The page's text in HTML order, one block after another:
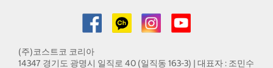
(주)코스트코 코리아
14347 경기도 광명시 일직로 40 (일직동 163-3) | 대표자 : 조민수